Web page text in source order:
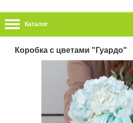
Каталог
Коробка с цветами "Гуардо"